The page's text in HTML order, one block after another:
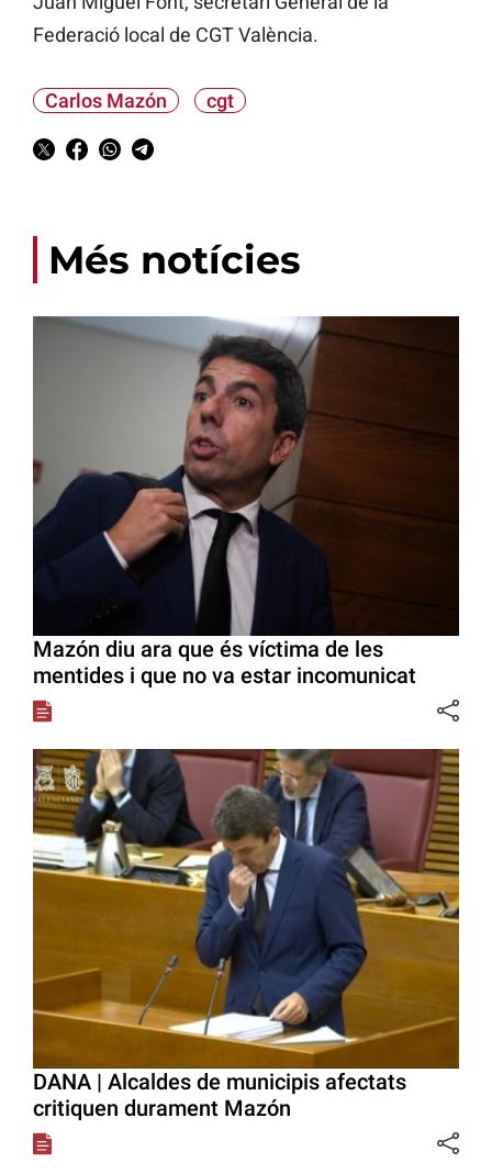
Federació local de CGT València.
Carlos Mazón cgt
Més notícies
Mazón diu ara que és víctima de les
mentides i que no va estar incomunicat
DANA | Alcaldes de municipis afectats
critiquen durament Mazón